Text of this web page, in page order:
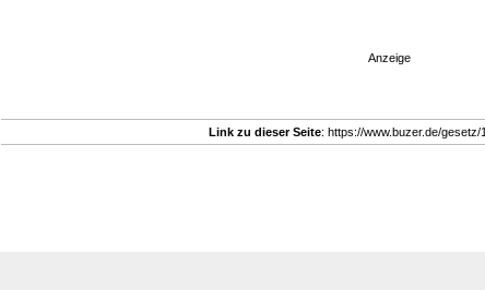
Anzeige
Link zu dieser Seite: https://www.buzer.de/gesetz/